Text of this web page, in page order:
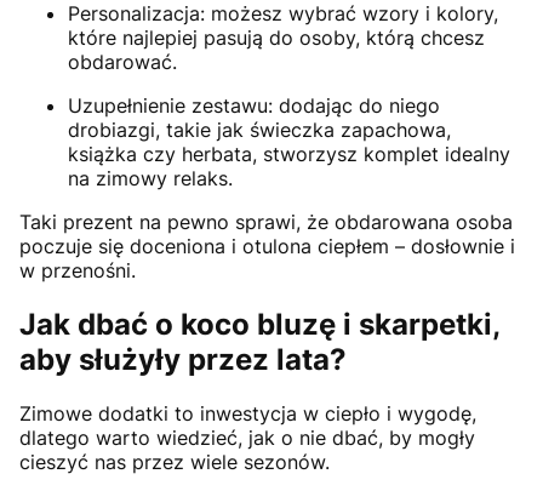
Personalizacja: możesz wybrać wzory i kolory,
które najlepiej pasują do osoby, którą chcesz
obdarować.
Uzupełnienie zestawu: dodając do niego
drobiazgi, takie jak świeczka zapachowa,
książka czy herbata, stworzysz komplet idealny
na zimowy relaks.
Taki prezent na pewno sprawi, że obdarowana osoba
poczuje się doceniona i otulona ciepłem – dosłownie i
w przenośni.
Jak dbać o koco bluzę i skarpetki,
aby służyły przez lata?
Zimowe dodatki to inwestycja w ciepło i wygodę,
dlatego warto wiedzieć, jak o nie dbać, by mogły
cieszyć nas przez wiele sezonów.